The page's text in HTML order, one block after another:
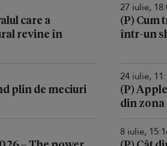
care a
revine în
27 iulie,
(P) Cum
într-un
plin de meciuri
24 iulie,
(P)
din
8 iulie,